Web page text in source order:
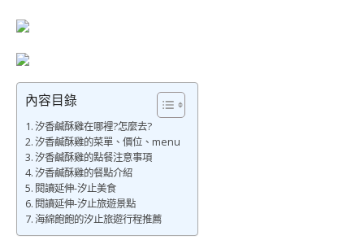
內容目錄
汐香鹹酥雞在哪裡?怎麼去?
汐香鹹酥雞的菜單、價位、menu
汐香鹹酥雞的點餐注意事項
汐香鹹酥雞的餐點介紹
閱讀延伸-汐止美食
閱讀延伸-汐止旅遊景點
海綿飽飽的汐止旅遊行程推薦